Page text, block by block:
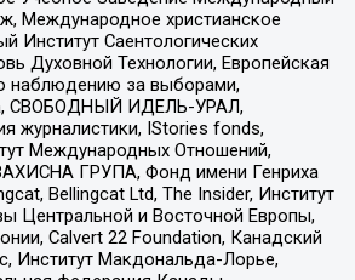
Международное христианское
Институт Саентологических
Духовной Технологии, Европейская
наблюдению за выборами,
СВОБОДНЫЙ ИДЕЛЬ-УРАЛ,
журналистики, IStories fonds,
Международных Отношений,
ГРУПА, Фонд имени Генриха
Bellingcat Ltd, The Insider, Институт
Центральной и Восточной Европы,
Calvert 22 Foundation, Канадский
Институт Макдональда-Лорье,